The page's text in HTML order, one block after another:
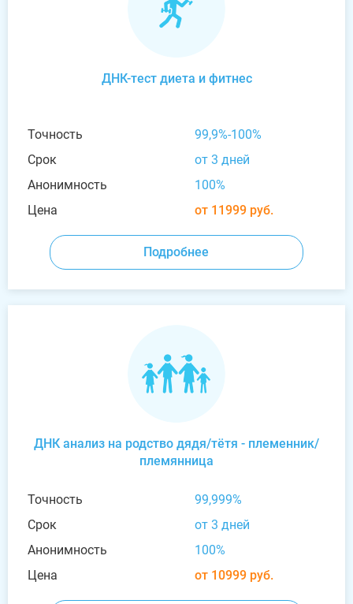
ДНК-тест диета и фитнес
Точность
99,9%-100%
Срок
от 3 дней
Анонимность
100%
Цена
от 11999 руб.
Подробнее
ДНК анализ на родство дядя/тётя - племенник/
племянница
Точность
99,999%
Срок
от 3 дней
Анонимность
100%
Цена
от 10999 руб.